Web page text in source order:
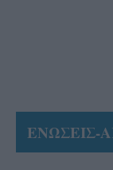
ΕΝΩΣΕΙΣ-